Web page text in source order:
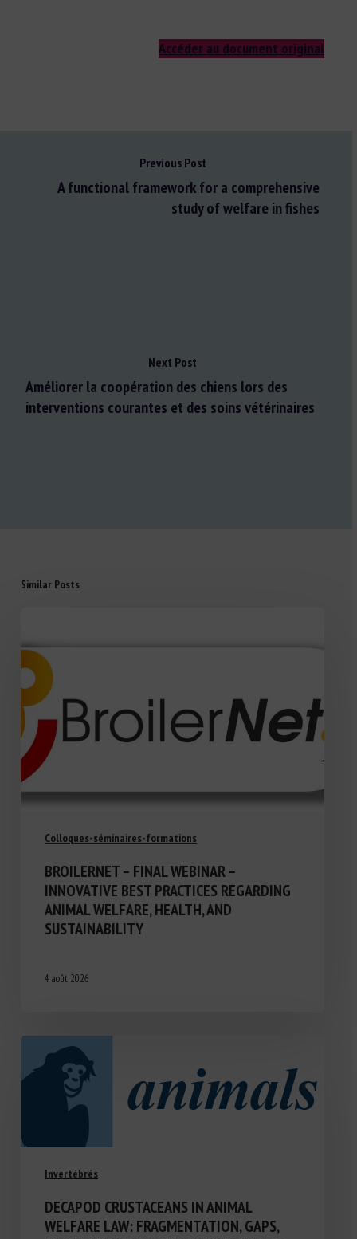
Accéder au document original
Previous Post
A functional framework for a comprehensive
study of welfare in fishes
Next Post
Améliorer la coopération des chiens lors des
interventions courantes et des soins vétérinaires
Similar Posts
Colloques-séminaires-formations
BROILERNET – FINAL WEBINAR –
INNOVATIVE BEST PRACTICES REGARDING
ANIMAL WELFARE, HEALTH, AND
SUSTAINABILITY
4 août 2026
Invertébrés
DECAPOD CRUSTACEANS IN ANIMAL
WELFARE LAW: FRAGMENTATION, GAPS,